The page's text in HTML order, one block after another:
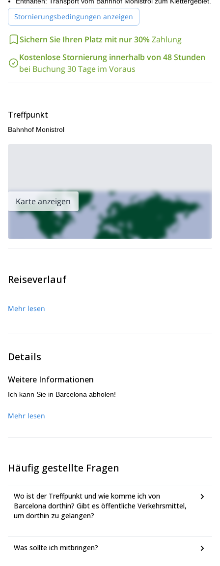
Spaniens entdecken möchten, füllen Sie bitte das Formular aus!
Lassen Sie uns einige atemberaubende Routen in Montserrat
erklimmen!
Ich kann Sie auch in das Gebiet Coll de Merolla bringen, ein
weiteres beliebtes Kletterziel in diesem Land:
schauen Sie es sich
an!
Stornierungsbedingungen anzeigen
Sichern Sie Ihren Platz mit nur 30%Zahlung
Kostenlose Stornierung innerhalb von 48 Stunden
bei Buchung 30 Tage im Voraus
Treffpunkt
Bahnhof Monistrol
Karte anzeigen
Reiseverlauf
Mehr lesen
Details
Weitere Informationen
Ich kann Sie in Barcelona abholen!
Mehr lesen
Häufig gestellte Fragen
Wo ist der Treffpunkt und wie komme ich von
Barcelona dorthin? Gibt es öffentliche Verkehrsmittel,
um dorthin zu gelangen?
Was sollte ich mitbringen?